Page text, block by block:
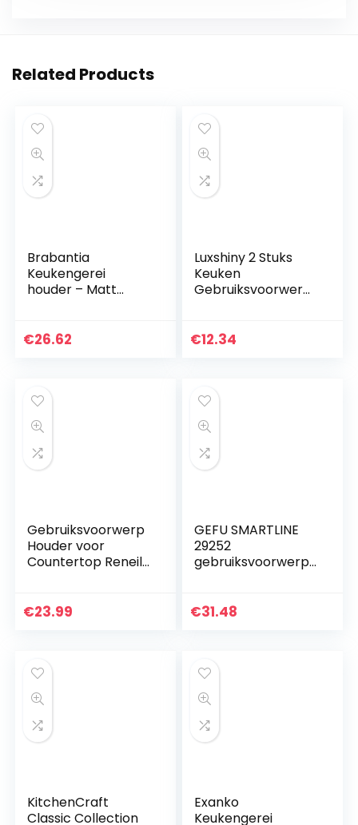
Related Products
Brabantia
Keukengerei
houder – Matt
€26.62
Luxshiny 2 Stuks
Keuken
Gebruiksvoorwerp
Crock Plastic
€12.34
Gebruiksvoorwerp
Houder voor
Countertop Reneil
voor CounterTop
€23.99
GEFU SMARTLINE
29252
gebruiksvoorwerpe
binnen handbereik
€31.48
KitchenCraft
Classic Collection
Exanko
Keukengerei